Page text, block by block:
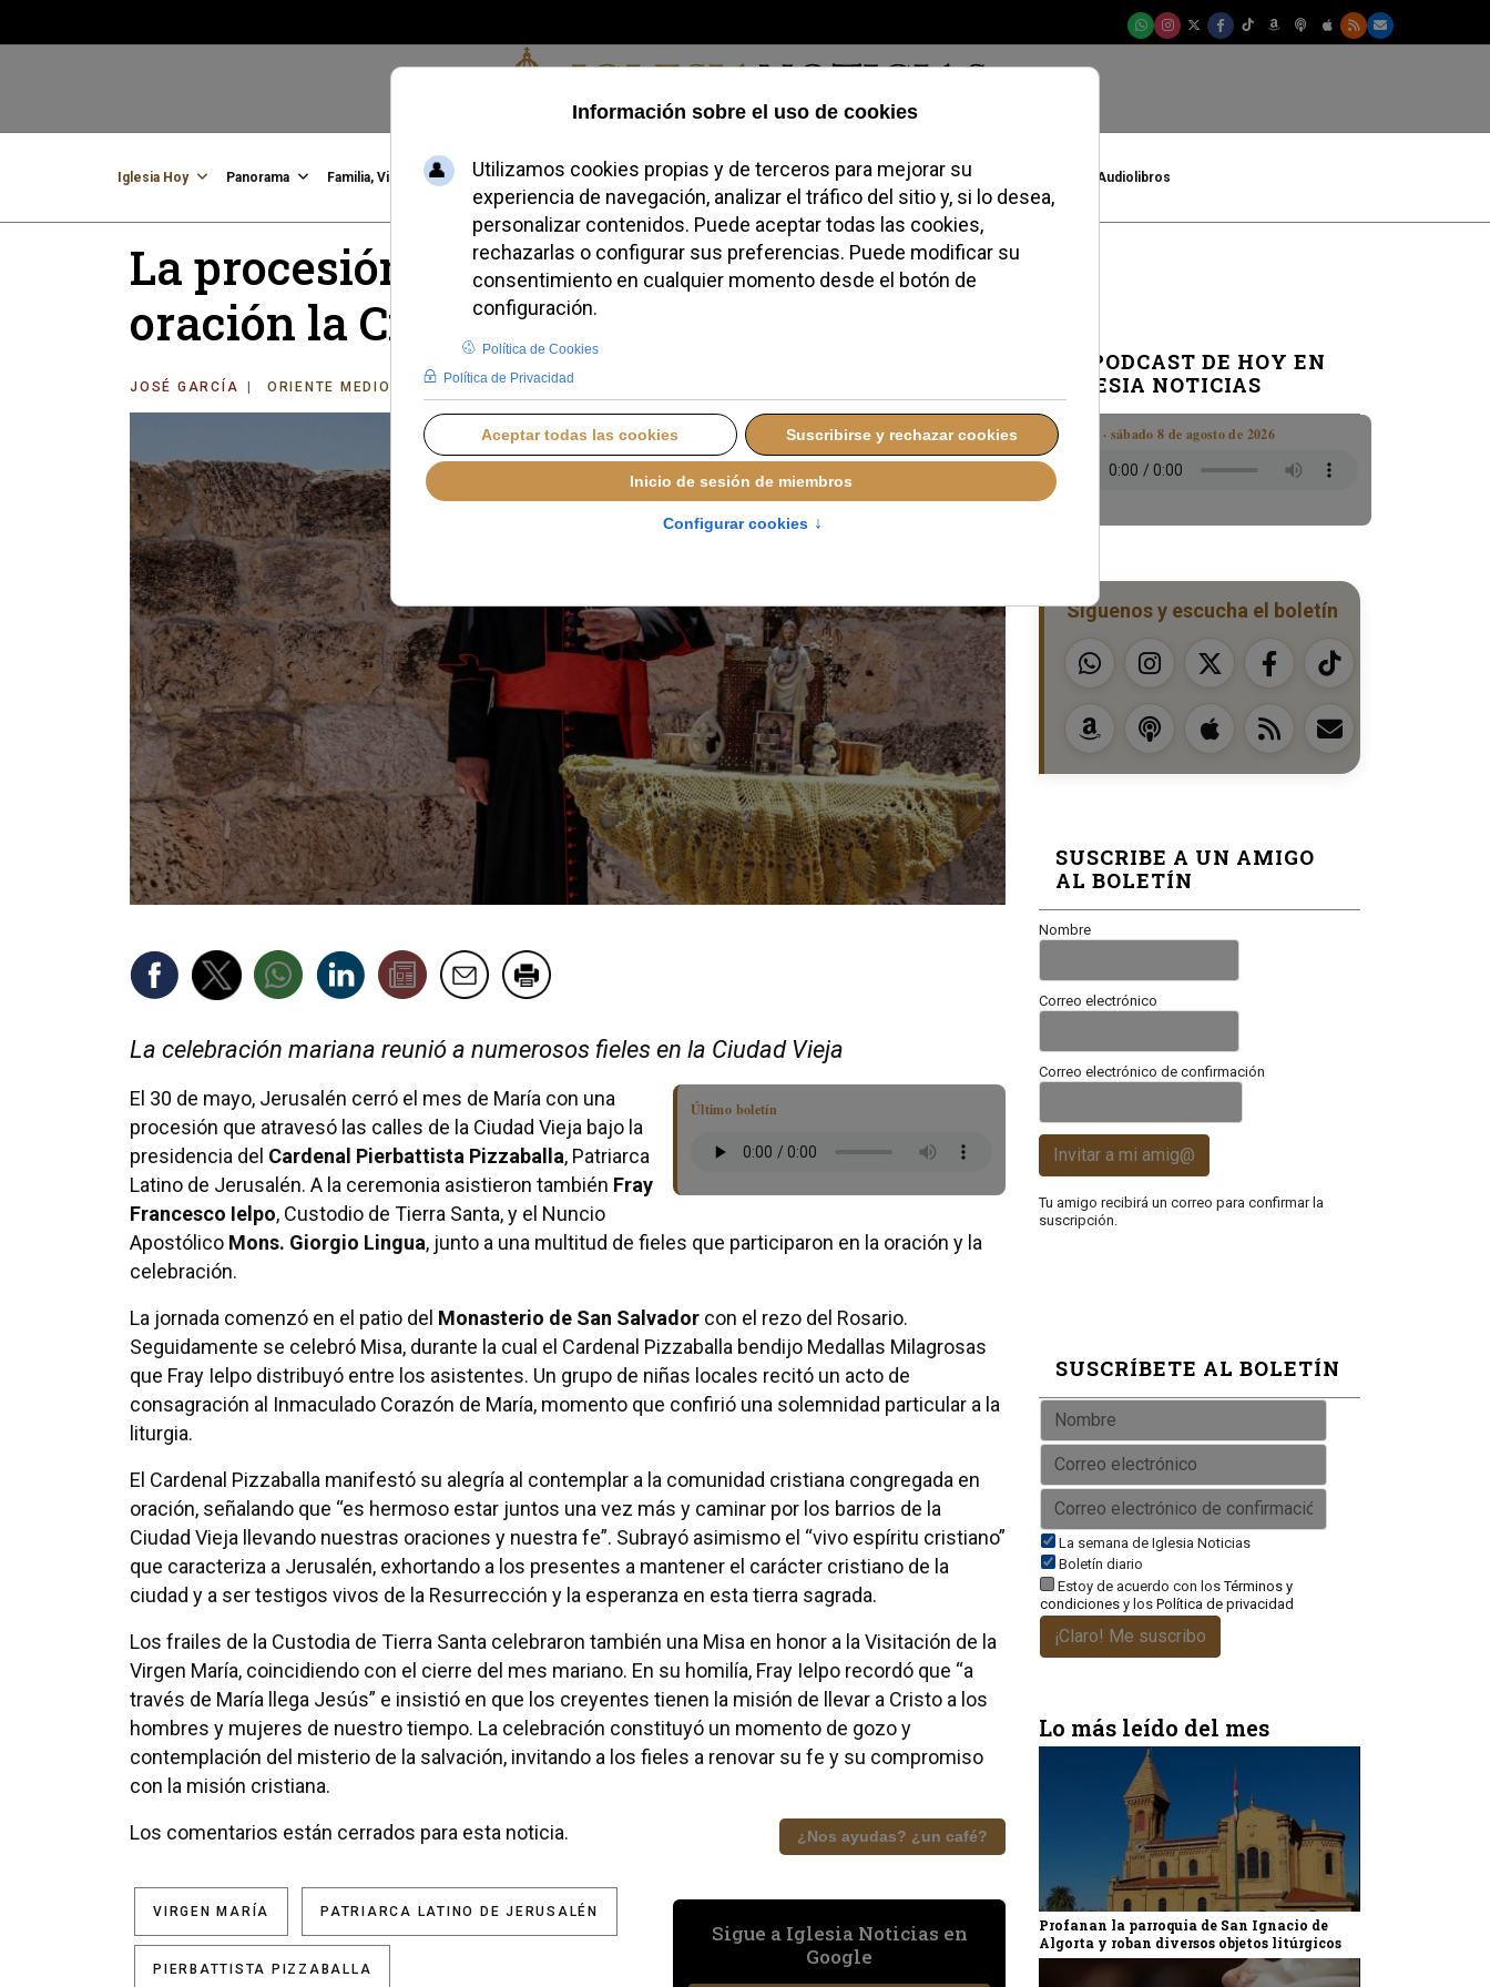
Sábado, 08 de agosto de 2026
Iglesia Hoy Panorama Familia, Vida, Identidad Credofobiómetro Blogs Temas Buscar #JovenesConFe Podcast Audiolibros
La procesión mariana que llenó de
oración la Ciudad Vieja de Jerusalén
JOSÉ GARCÍA ORIENTE MEDIO MIÉRCOLES, 03 JUNIO 2026 12:03
La celebración mariana reunió a numerosos fieles en la Ciudad Vieja
Último boletín
El 30 de mayo, Jerusalén cerró el mes de María con una
procesión que atravesó las calles de la Ciudad Vieja bajo la
presidencia del Cardenal Pierbattista Pizzaballa, Patriarca
Latino de Jerusalén. A la ceremonia asistieron también Fray
Francesco Ielpo, Custodio de Tierra Santa, y el Nuncio
Apostólico Mons. Giorgio Lingua, junto a una multitud de fieles que participaron en la oración y la
celebración.
La jornada comenzó en el patio del Monasterio de San Salvador con el rezo del Rosario.
Seguidamente se celebró Misa, durante la cual el Cardenal Pizzaballa bendijo Medallas Milagrosas
que Fray Ielpo distribuyó entre los asistentes. Un grupo de niñas locales recitó un acto de
consagración al Inmaculado Corazón de María, momento que confirió una solemnidad particular a la
liturgia.
El Cardenal Pizzaballa manifestó su alegría al contemplar a la comunidad cristiana congregada en
oración, señalando que “es hermoso estar juntos una vez más y caminar por los barrios de la
Ciudad Vieja llevando nuestras oraciones y nuestra fe”. Subrayó asimismo el “vivo espíritu cristiano”
que caracteriza a Jerusalén, exhortando a los presentes a mantener el carácter cristiano de la
ciudad y a ser testigos vivos de la Resurrección y la esperanza en esta tierra sagrada.
Los frailes de la Custodia de Tierra Santa celebraron también una Misa en honor a la Visitación de la
Virgen María, coincidiendo con el cierre del mes mariano. En su homilía, Fray Ielpo recordó que “a
través de María llega Jesús” e insistió en que los creyentes tienen la misión de llevar a Cristo a los
hombres y mujeres de nuestro tiempo. La celebración constituyó un momento de gozo y
contemplación del misterio de la salvación, invitando a los fieles a renovar su fe y su compromiso
con la misión cristiana.
¿Nos ayudas? ¿un café?
Los comentarios están cerrados para esta noticia.
Sigue a Iglesia Noticias en
Google
VIRGEN MARÍA PATRIARCA LATINO DE JERUSALÉN
PIERBATTISTA PIZZABALLA
EL PODCAST DE HOY EN
IGLESIA NOTICIAS
Boletín · sábado 8 de agosto de 2026
Síguenos y escucha el boletín
SUSCRIBE A UN AMIGO
AL BOLETÍN
Nombre
Correo electrónico
Correo electrónico de confirmación
Invitar a mi amig@
Tu amigo recibirá un correo para confirmar la
suscripción.
SUSCRÍBETE AL BOLETÍN
La semana de Iglesia Noticias
Boletín diario
Estoy de acuerdo con losTérminos y
condiciones y los Política de privacidad
¡Claro! Me suscribo
Lo más leído del mes
Profanan la parroquia de San Ignacio de
Algorta y roban diversos objetos litúrgicos